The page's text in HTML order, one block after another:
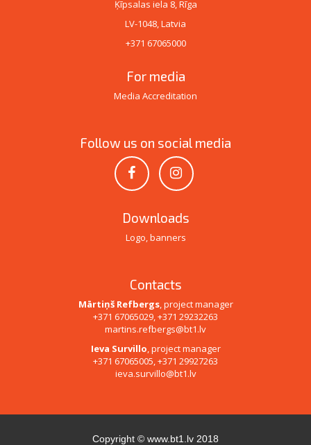
Ķīpsalas iela 8, Rīga
LV-1048, Latvia
+371 67065000
For media
Media Accreditation
Follow us on social media
Downloads
Logo, banners
Contacts
Mārtiņš Refbergs, project manager
+371 67065029, +371 29232263
martins.refbergs@bt1.lv
Ieva Survillo, project manager
+371 67065005, +371 29927263
ieva.survillo@bt1.lv
Copyright © www.bt1.lv 2018